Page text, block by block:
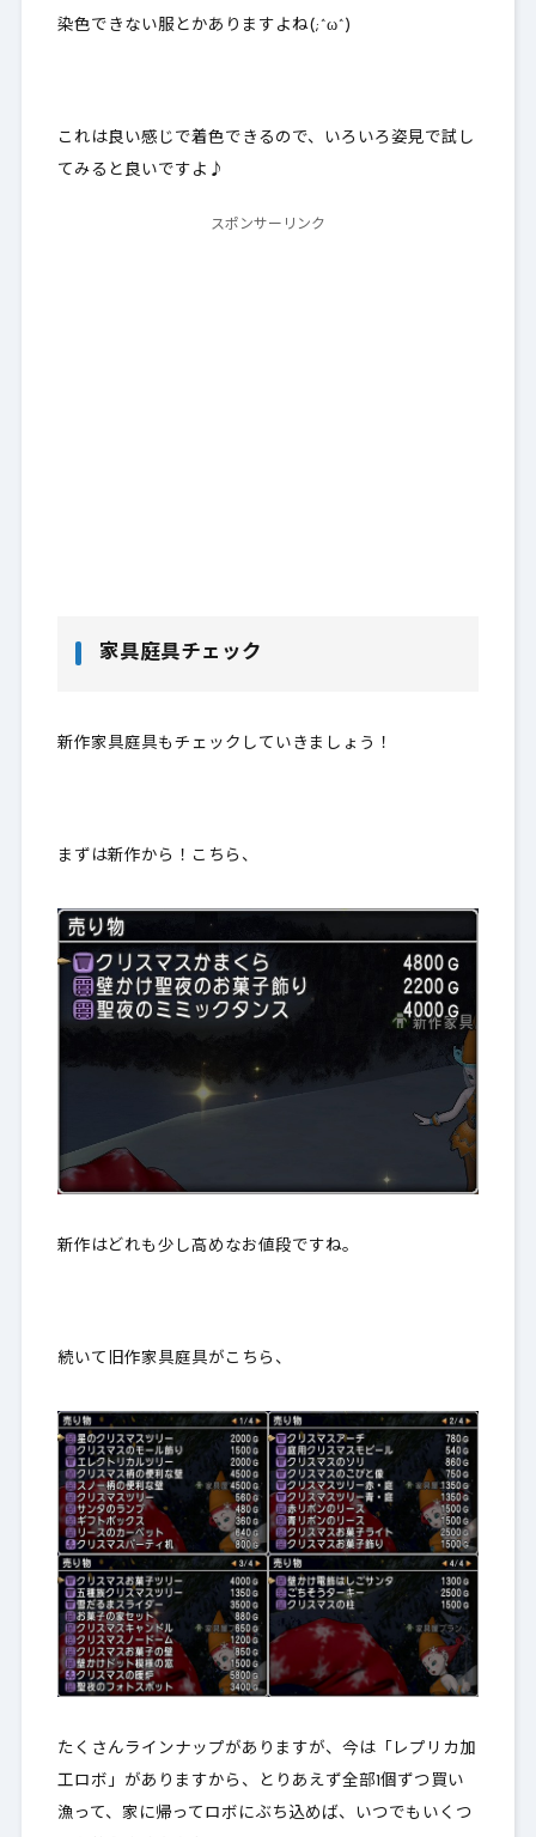
染色できない服とかありますよね(;^ω^)
これは良い感じで着色できるので、いろいろ姿見で試し
てみると良いですよ♪
スポンサーリンク
家具庭具チェック
新作家具庭具もチェックしていきましょう！
まずは新作から！こちら、
新作はどれも少し高めなお値段ですね。
続いて旧作家具庭具がこちら、
たくさんラインナップがありますが、今は「レプリカ加
工ロボ」がありますから、とりあえず全部1個ずつ買い
漁って、家に帰ってロボにぶち込めば、いつでもいくつ